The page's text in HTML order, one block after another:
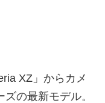
XZ」からカメ
の最新モデル。